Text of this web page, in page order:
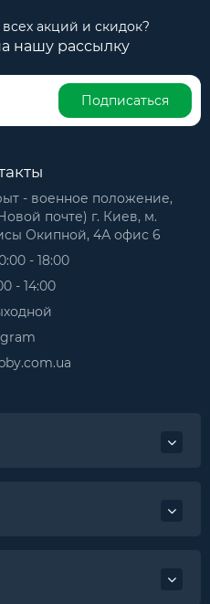
акций и скидок?
нашу рассылку
Подписаться
- военное положение,
почте) г. Киев, м.
Окипной, 4А офис 6
- 18:00
- 14:00